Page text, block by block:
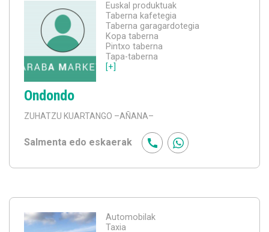
Euskal produktuak
Taberna kafetegia
Taberna garagardotegia
Kopa taberna
Pintxo taberna
Tapa-taberna
[+]
Ondondo
ZUHATZU KUARTANGO –AÑANA–
Salmenta edo eskaerak
Automobilak
Taxia